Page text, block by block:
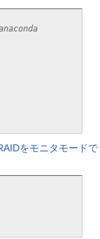
をモニタモードで